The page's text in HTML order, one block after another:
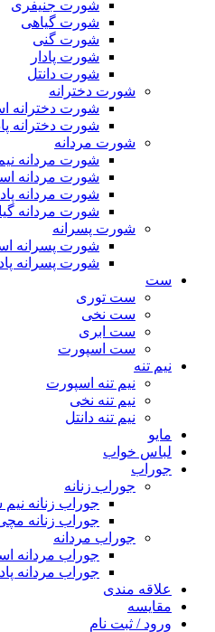
شورت جنیفری
شورت گیاهی
شورت گنی
شورت پادار
شورت دانتل
شورت دخترانه
شورت دخترانه
شورت دخترانه
شورت مردانه
شورت مردانه نیم
شورت مردانه
شورت مردانه
شورت مردانه
شورت پسرانه
شورت پسرانه
شورت پسرانه
ست
ست توری
ست نخی
ست ابری
ست اسپورت
نیم تنه
نیم تنه اسپورت
نیم تنه نخی
نیم تنه دانتل
مایو
لباس خواب
جوراب
جوراب زنانه
جوراب زنانه
جوراب زنانه
جوراب مردانه
جوراب مردانه
جوراب مردانه
علاقه مندی
مقایسه
ورود / ثبت نام